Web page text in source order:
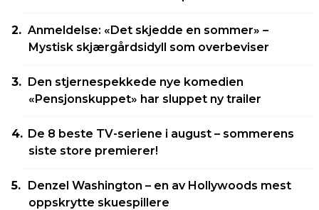
Anmeldelse: «Det skjedde en sommer» –
Mystisk skjærgårdsidyll som overbeviser
Den stjernespekkede nye komedien
«Pensjonskuppet» har sluppet ny trailer
De 8 beste TV-seriene i august – sommerens
siste store premierer!
Denzel Washington – en av Hollywoods mest
oppskrytte skuespillere